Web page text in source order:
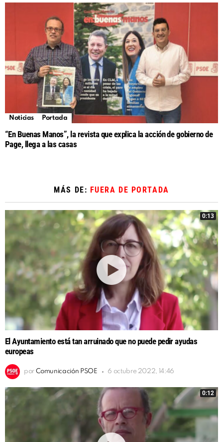
Noticias Portada
“En Buenas Manos”, la revista que explica la acción de gobierno de
Page, llega a las casas
MÁS DE: FUERA DE PORTADA
0:13
El Ayuntamiento está tan arruinado que no puede pedir ayudas
europeas
por Comunicación PSOE 6 octubre 2022, 14:46
0:12